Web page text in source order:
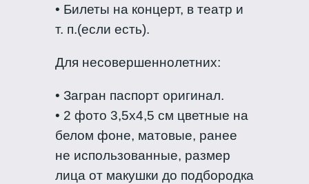
• Билеты на концерт, в театр и
т. п.(если есть).
Для несовершеннолетних:
• Загран паспорт оригинал.
• 2 фото 3,5х4,5 см цветные на
белом фоне, матовые, ранее
не использованные, размер
лица от макушки до подбородка